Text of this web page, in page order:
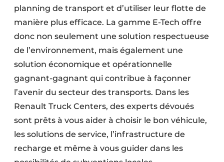
planning de transport et d’utiliser leur flotte de
manière plus efficace. La gamme E-Tech offre
donc non seulement une solution respectueuse
de l’environnement, mais également une
solution économique et opéra­tionnelle
gagnant-gagnant qui contribue à façonner
l’avenir du secteur des transports. Dans les
Renault Truck Centers, des experts dévoués
sont prêts à vous aider à choisir le bon véhicule,
les solutions de service, l’infrastructure de
recharge et même à vous guider dans les